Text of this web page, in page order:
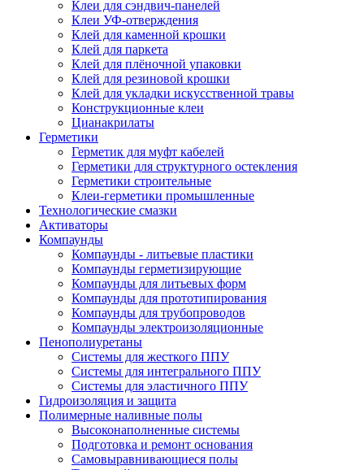
Клеи для сэндвич-панелей
Клеи УФ-отверждения
Клей для каменной крошки
Клей для паркета
Клей для плёночной упаковки
Клей для резиновой крошки
Клей для укладки искусственной травы
Конструкционные клеи
Цианакрилаты
Герметики
Герметик для муфт кабелей
Герметики для структурного остекления
Герметики строительные
Клеи-герметики промышленные
Технологические смазки
Активаторы
Компаунды
Компаунды - литьевые пластики
Компаунды герметизирующие
Компаунды для литьевых форм
Компаунды для прототипирования
Компаунды для трубопроводов
Компаунды электроизоляционные
Пенополиуретаны
Системы для жесткого ППУ
Системы для интегрального ППУ
Системы для эластичного ППУ
Гидроизоляция и защита
Полимерные наливные полы
Высоконаполненные системы
Подготовка и ремонт основания
Самовыравнивающиеся полы